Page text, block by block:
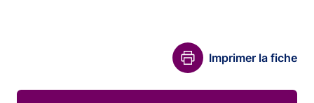
Imprimer la fiche